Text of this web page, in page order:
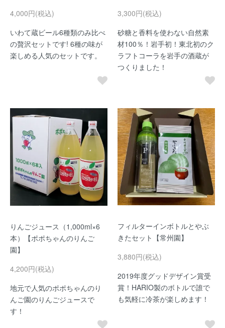
4,000円(税込)
いわて蔵ビール6種類のみ比べ
の贅沢セットです! 6種の味が
楽しめる人気のセットです。
3,300円(税込)
砂糖と香料を使わない自然素
材100％！岩手初！東北初のク
ラフトコーラを岩手の酒蔵が
つくりました！
りんごジュース（1,000ml×6
本）【ポポちゃんのりんご
園】
4,200円(税込)
地元で人気のポポちゃんのり
んご園のりんごジュースで
す！
フィルターインボトルとやぶ
きたセット【常州園】
3,880円(税込)
2019年度グッドデザイン賞受
賞！HARIO製のボトルで誰で
も気軽に冷茶が楽しめます！